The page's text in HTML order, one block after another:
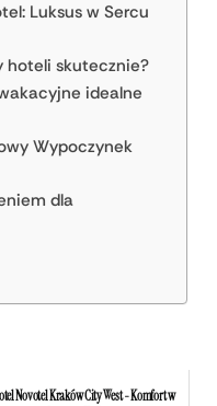
Luksus w Sercu
hoteli skutecznie?
idealne
Wypoczynek
dla
Novotel Kraków City West - Komfort w